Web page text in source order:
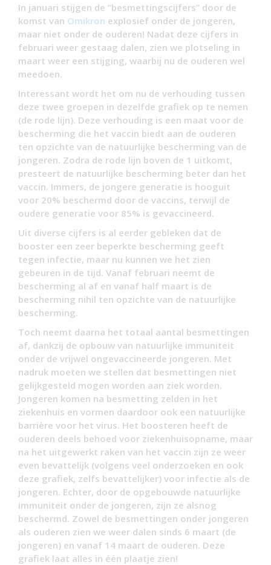
In januari stijgen de “besmettingscijfers” door de
komst van Omikron explosief onder de jongeren,
maar niet onder de ouderen! Nadat deze cijfers in
februari weer gestaag dalen, zien we plotseling in
maart weer een stijging, waarbij nu de ouderen wel
meedoen.
Interessant wordt het om nu de verhouding tussen
deze twee groepen in dezelfde grafiek op te nemen
(de rode lijn). Deze verhouding is een maat voor de
bescherming die het vaccin biedt aan de ouderen
ten opzichte van de natuurlijke bescherming van de
jongeren. Zodra de rode lijn boven de 1 uitkomt,
presteert de natuurlijke bescherming beter dan het
vaccin. Immers, de jongere generatie is hooguit
voor 20% beschermd door de vaccins, terwijl de
oudere generatie voor 85% is gevaccineerd.
Uit diverse cijfers is al eerder gebleken dat de
booster een zeer beperkte bescherming geeft
tegen infectie, maar nu kunnen we het zien
gebeuren in de tijd. Vanaf februari neemt de
bescherming al af en vanaf half maart is de
bescherming nihil ten opzichte van de natuurlijke
bescherming.
Toch neemt daarna het totaal aantal besmettingen
af, dankzij de opbouw van natuurlijke immuniteit
onder de vrijwel ongevaccineerde jongeren. Met
nadruk moeten we stellen dat besmettingen niet
gelijkgesteld mogen worden aan ziek worden.
Jongeren komen na besmetting zelden in het
ziekenhuis en vormen daardoor ook een natuurlijke
barrière voor het virus. Het boosteren heeft de
ouderen deels behoed voor ziekenhuisopname, maar
na het uitgewerkt raken van het vaccin zijn ze weer
even bevattelijk (volgens veel onderzoeken en ook
deze grafiek, zelfs bevattelijker) voor infectie als de
jongeren. Echter, door de opgebouwde natuurlijke
immuniteit onder de jongeren, zijn ze alsnog
beschermd. Zowel de besmettingen onder jongeren
als ouderen zien we weer dalen sinds 6 maart (de
jongeren) en vanaf 14 maart de ouderen. Deze
grafiek laat alles in één plaatje zien!